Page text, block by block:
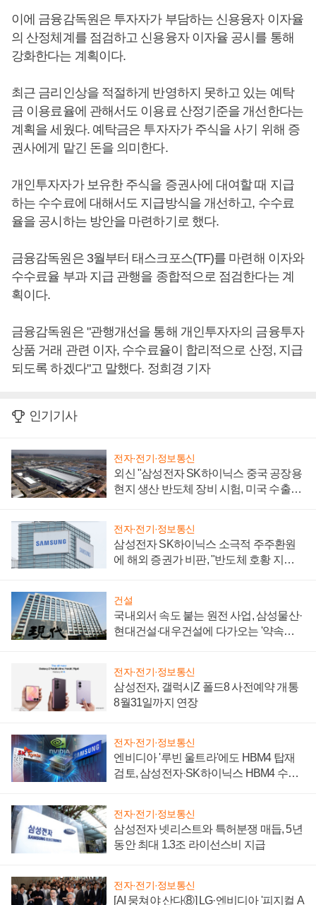
이에 금융감독원은 투자자가 부담하는 신용융자 이자율
의 산정체계를 점검하고 신용융자 이자율 공시를 통해
강화한다는 계획이다.
최근 금리인상을 적절하게 반영하지 못하고 있는 예탁
금 이용료율에 관해서도 이용료 산정기준을 개선한다는
계획을 세웠다. 예탁금은 투자자가 주식을 사기 위해 증
권사에게 맡긴 돈을 의미한다.
개인투자자가 보유한 주식을 증권사에 대여할 때 지급
하는 수수료에 대해서도 지급방식을 개선하고, 수수료
율을 공시하는 방안을 마련하기로 했다.
금융감독원은 3월부터 태스크포스(TF)를 마련해 이자와
수수료율 부과 지급 관행을 종합적으로 점검한다는 계
획이다.
금융감독원은 "관행개선을 통해 개인투자자의 금융투자
상품 거래 관련 이자, 수수료율이 합리적으로 산정, 지급
되도록 하겠다"고 말했다. 정희경 기자
인기기사
전자·전기·정보통신
외신 "삼성전자 SK하이닉스 중국 공장용
현지 생산 반도체 장비 시험, 미국 수출통
전자·전기·정보통신
삼성전자 SK하이닉스 소극적 주주환원
에 해외 증권가 비판, "반도체 호황 지속
건설
국내외서 속도 붙는 원전 사업, 삼성물산·
현대건설·대우건설에 다가오는 '약속의
전자·전기·정보통신
삼성전자, 갤럭시Z 폴드8 사전예약 개통
8월31일까지 연장
전자·전기·정보통신
엔비디아 '루빈 울트라'에도 HBM4 탑재
검토, 삼성전자·SK하이닉스 HBM4 수율
전자·전기·정보통신
삼성전자 넷리스트와 특허분쟁 매듭, 5년
동안 최대 1.3조 라이선스비 지급
전자·전기·정보통신
[AI 뭉쳐야 산다⑧] LG·엔비디아 '피지컬 A